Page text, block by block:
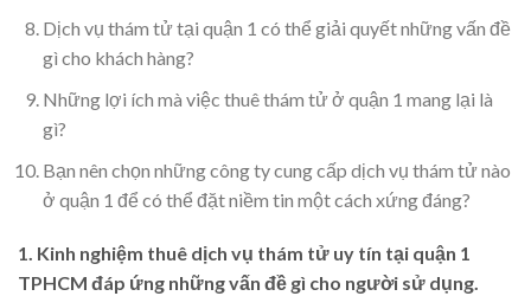
Dịch vụ thám tử tại quận 1 có thể giải quyết những vấn đề
gì cho khách hàng?
Những lợi ích mà việc thuê thám tử ở quận 1 mang lại là
gì?
Bạn nên chọn những công ty cung cấp dịch vụ thám tử nào
ở quận 1 để có thể đặt niềm tin một cách xứng đáng?
1. Kinh nghiệm thuê dịch vụ thám tử uy tín tại quận 1
TPHCM đáp ứng những vấn đề gì cho người sử dụng.